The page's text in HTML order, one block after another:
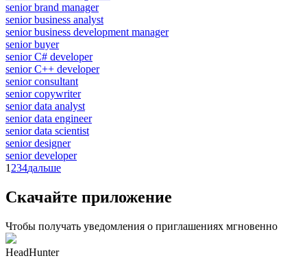
senior brand manager
senior business analyst
senior business development manager
senior buyer
senior C# developer
senior C++ developer
senior consultant
senior copywriter
senior data analyst
senior data engineer
senior data scientist
senior designer
senior developer
1 234дальше
Скачайте приложение
Чтобы получать уведомления о приглашениях мгновенно
HeadHunter